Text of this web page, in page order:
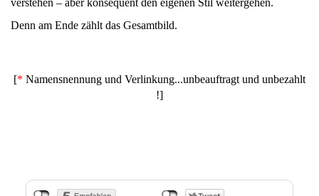
Denn am Ende zählt das Gesamtbild.
[* Namensnennung und Verlinkung...unbeauftragt und unbezahlt
!]